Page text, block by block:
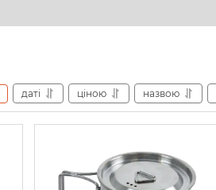
даті ціною назвою